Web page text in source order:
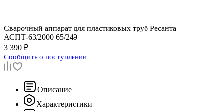
Сварочный аппарат для пластиковых труб Ресанта
АСПТ-63/2000 65/249
3 390 ₽
Сообщить о поступлении
Описание
Характеристики